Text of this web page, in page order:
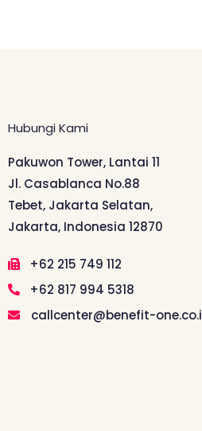
Hubungi Kami
Pakuwon Tower, Lantai 11
Jl. Casablanca No.88
Tebet, Jakarta Selatan,
Jakarta, Indonesia 12870
+62 215 749 112
+62 817 994 5318
callcenter@benefit-